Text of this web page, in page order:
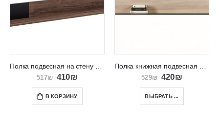
517₪ 410₪
В КОРЗИНУ
529₪ 420₪
ВЫБРАТЬ ...